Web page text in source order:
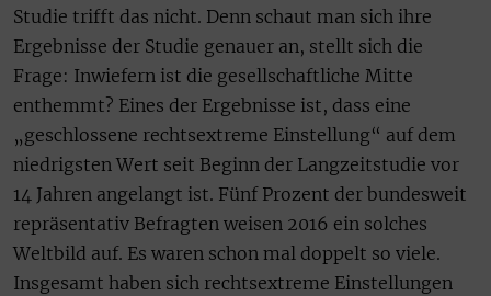
Studie trifft das nicht. Denn schaut man sich ihre
Ergebnisse der Studie genauer an, stellt sich die
Frage: Inwiefern ist die gesellschaftliche Mitte
enthemmt? Eines der Ergebnisse ist, dass eine
„geschlossene rechtsextreme Einstellung“ auf dem
niedrigsten Wert seit Beginn der Langzeitstudie vor
14 Jahren angelangt ist. Fünf Prozent der bundesweit
repräsentativ Befragten weisen 2016 ein solches
Weltbild auf. Es waren schon mal doppelt so viele.
Insgesamt haben sich rechtsextreme Einstellungen